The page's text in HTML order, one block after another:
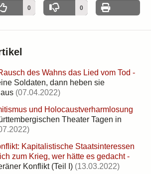
0 0
des Wahns das Lied vom Tod -
Soldaten, dann heben sie
(07.04.2022)
und Holocaustverharmlosung
Theater Tagen in
Kapitalistische Staatsinteressen
zum Krieg, wer hätte es gedacht-
Konflikt (Teil I) (13.03.2022)